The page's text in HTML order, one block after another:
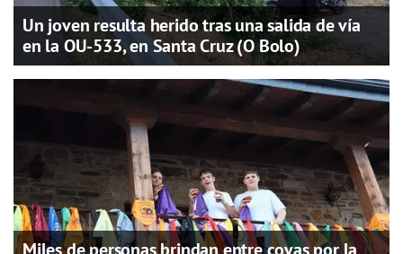
Un joven resulta herido tras una salida de vía
en la OU-533, en Santa Cruz (O Bolo)